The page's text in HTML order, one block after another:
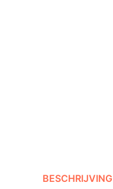
BESCHRIJVING